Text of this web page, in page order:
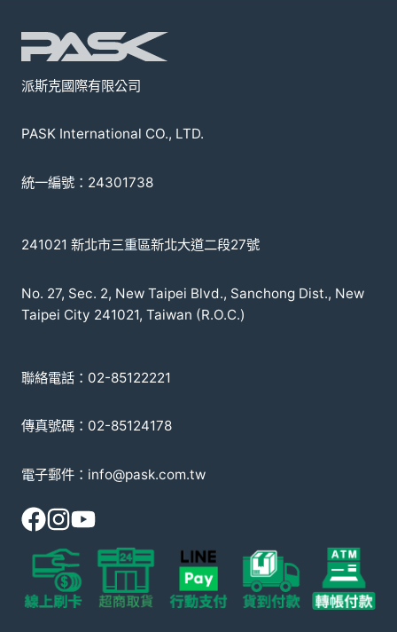
派斯克國際有限公司
PASK International CO., LTD.
統一編號：24301738
241021 新北市三重區新北大道二段27號
No. 27, Sec. 2, New Taipei Blvd., Sanchong Dist., New
Taipei City 241021, Taiwan (R.O.C.)
聯絡電話：02-85122221
傳真號碼：02-85124178
電子郵件：info@pask.com.tw